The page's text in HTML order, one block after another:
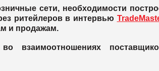
сети, необходимости
ритейлеров в интервью
и продажам.